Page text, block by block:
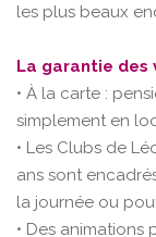
les plus beaux
La garantie des
• À la carte :
simplement en
• Les Clubs de
ans sont
la journée ou
• Des animations